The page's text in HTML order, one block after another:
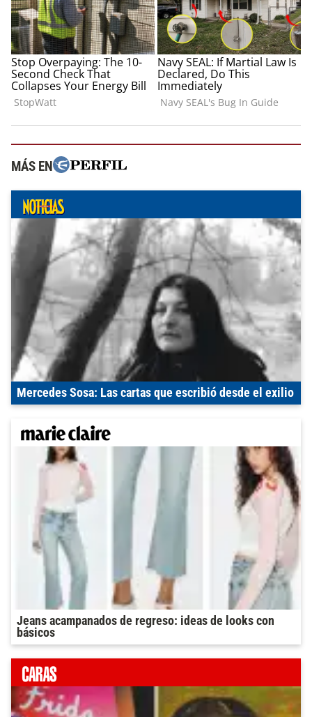
MÁS EN
Mercedes Sosa: Las cartas que escribió desde el exilio
Jeans acampanados de regreso: ideas de looks con
básicos